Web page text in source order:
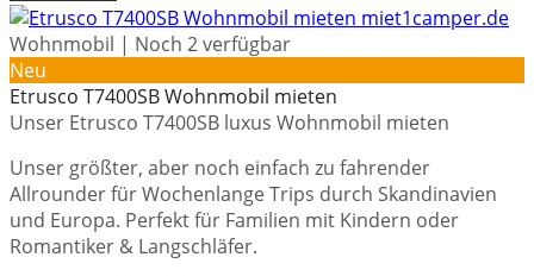
Wohnmobil | Noch 2 verfügbar
Neu
Etrusco T7400SB Wohnmobil mieten
Unser Etrusco T7400SB luxus Wohnmobil mieten
Unser größter, aber noch einfach zu fahrender
Allrounder für Wochenlange Trips durch Skandinavien
und Europa. Perfekt für Familien mit Kindern oder
Romantiker & Langschläfer.